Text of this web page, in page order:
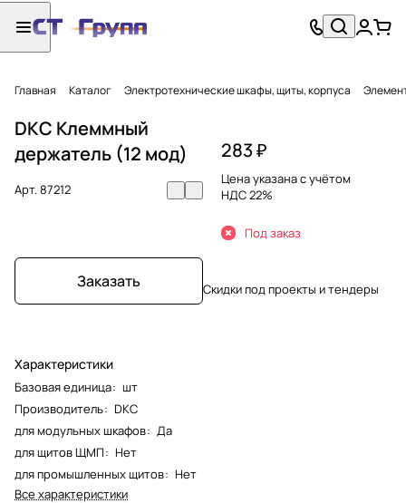
Главная Каталог Электротехнические шкафы, щиты, корпуса
DKC Клеммный
держатель (12 мод)
Арт.87212
Заказать
Характеристики
Базовая единица: шт
Производитель: DKC
для модульных шкафов: Да
для щитов ЩМП: Нет
для промышленных щитов: Нет
Все характеристики
283 ₽
Цена указана с учётом
НДС 22%
Под заказ
Скидки под проекты и тендеры